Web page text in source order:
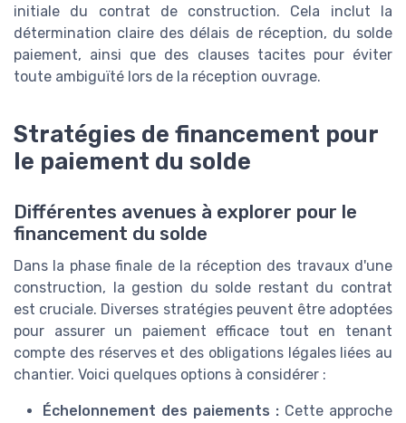
initiale du contrat de construction. Cela inclut la
détermination claire des délais de réception, du solde
paiement, ainsi que des clauses tacites pour éviter
toute ambiguïté lors de la réception ouvrage.
Stratégies de financement pour
le paiement du solde
Différentes avenues à explorer pour le
financement du solde
Dans la phase finale de la réception des travaux d'une
construction, la gestion du solde restant du contrat
est cruciale. Diverses stratégies peuvent être adoptées
pour assurer un paiement efficace tout en tenant
compte des réserves et des obligations légales liées au
chantier. Voici quelques options à considérer :
Échelonnement des paiements : Cette approche